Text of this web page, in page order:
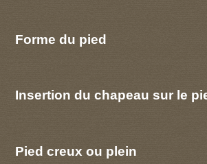
Forme du pied
Insertion du chapeau sur le
Pied creux ou plein